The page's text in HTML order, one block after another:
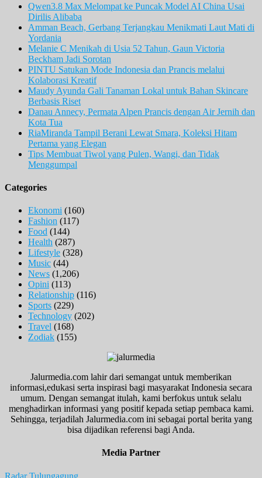
Qwen3.8 Max Melompat ke Puncak Model AI China Usai
Dirilis Alibaba
Amman Beach, Gerbang Terjangkau Menikmati Laut Mati di
Yordania
Melanie C Menikah di Usia 52 Tahun, Gaun Victoria
Beckham Jadi Sorotan
PINTU Satukan Mode Indonesia dan Prancis melalui
Kolaborasi Kreatif
Maudy Ayunda Gali Tanaman Lokal untuk Bahan Skincare
Berbasis Riset
Danau Annecy, Permata Alpen Prancis dengan Air Jernih dan
Kota Tua
RiaMiranda Tampil Berani Lewat Smara, Koleksi Hitam
Pertama yang Elegan
Tips Membuat Tiwol yang Pulen, Wangi, dan Tidak
Menggumpal
Categories
Ekonomi (160)
Fashion (117)
Food (144)
Health (287)
Lifestyle (328)
Music (44)
News (1,206)
Opini (113)
Relationship (116)
Sports (229)
Technology (202)
Travel (168)
Zodiak (155)
Jalurmedia.com lahir dari semangat untuk memberikan
informasi,edukasi serta inspirasi bagi masyarakat Indonesia secara
umum. Dengan semangat itulah, kami berfokus untuk selalu
menghadirkan informasi yang positif kepada setiap pembaca kami.
Sehingga, terjadilah Jalurmedia.com ini sebagai portal berita yang
bisa dijadikan referensi bagi Anda.
Media Partner
Radar Tulungagung